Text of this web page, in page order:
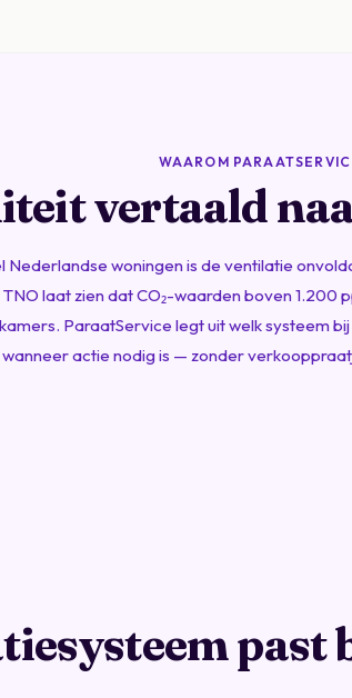
WAAROM
vertaald
Nederlandse woningen is de ventilatie
TNO laat zien dat CO₂-waarden boven 1.200
ParaatService legt uit welk systeem
wanneer actie nodig is — zonder